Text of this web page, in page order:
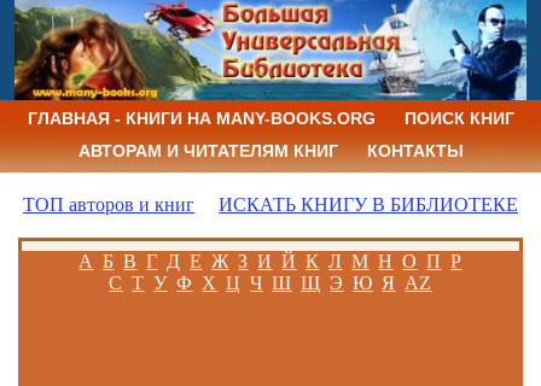
ГЛАВНАЯ - КНИГИ НА MANY-BOOKS.ORG
ПОИСК КНИГ
АВТОРАМ И ЧИТАТЕЛЯМ КНИГ
КОНТАКТЫ
ТОП авторов и книг ИСКАТЬ КНИГУ В БИБЛИОТЕКЕ
А Б В Г Д Е Ж З И Й К Л М Н О П Р
С Т У Ф Х Ц Ч Ш Щ Э Ю Я AZ